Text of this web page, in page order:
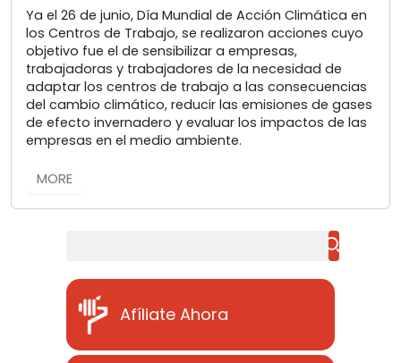
Ya el 26 de junio, Día Mundial de Acción Climática en
los Centros de Trabajo, se realizaron acciones cuyo
objetivo fue el de sensibilizar a empresas,
trabajadoras y trabajadores de la necesidad de
adaptar los centros de trabajo a las consecuencias
del cambio climático, reducir las emisiones de gases
de efecto invernadero y evaluar los impactos de las
empresas en el medio ambiente.
MORE
Afíliate Ahora